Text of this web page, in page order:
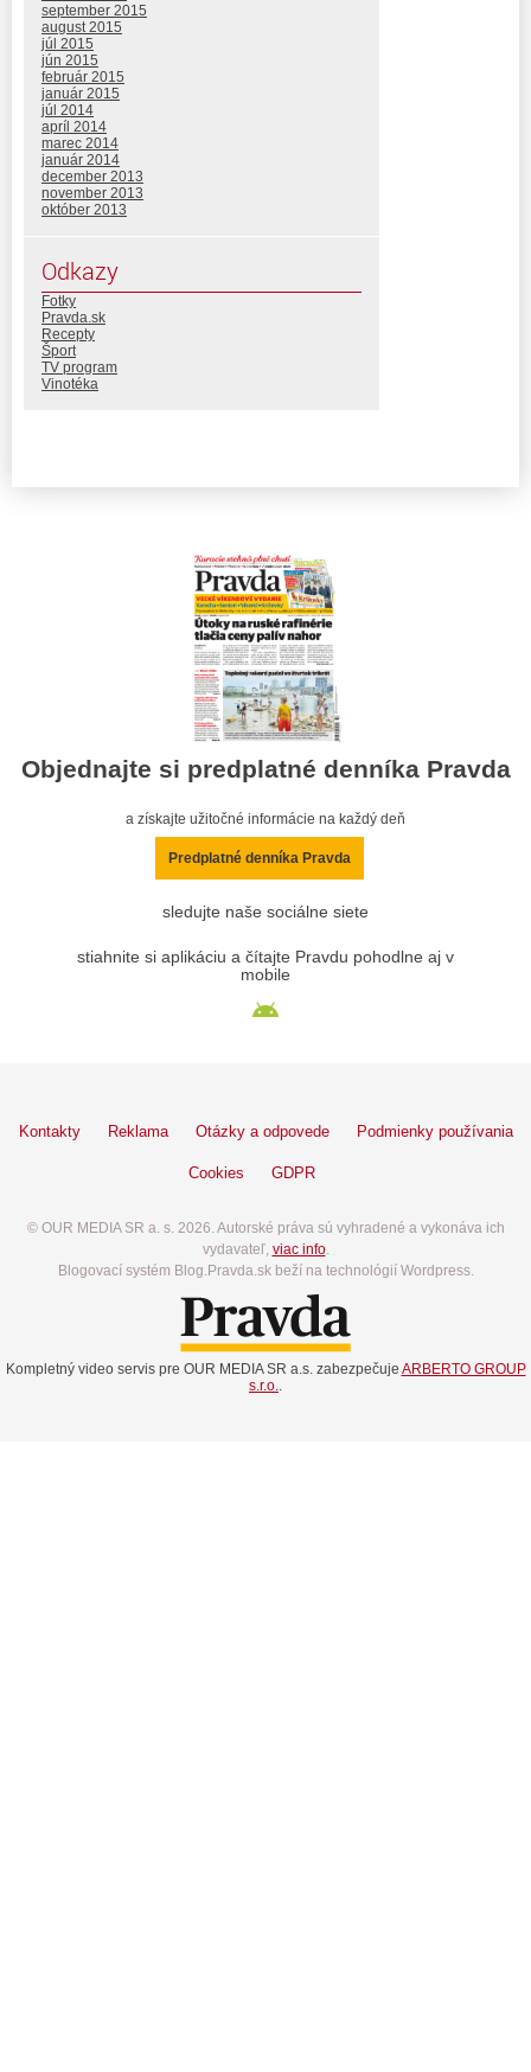
september 2015
august 2015
júl 2015
jún 2015
február 2015
január 2015
júl 2014
apríl 2014
marec 2014
január 2014
december 2013
november 2013
október 2013
Odkazy
Fotky
Pravda.sk
Recepty
Šport
TV program
Vinotéka
Objednajte si predplatné denníka Pravda
a získajte užitočné informácie na každý deň
Predplatné denníka Pravda
sledujte naše sociálne siete
stiahnite si aplikáciu a čítajte Pravdu pohodlne aj v
mobile
Kontakty Reklama Otázky a odpovede Podmienky používania
Cookies GDPR
© OUR MEDIA SR a. s. 2026. Autorské práva sú vyhradené a vykonáva ich
vydavateľ, viac info.
Blogovací systém Blog.Pravda.sk beží na technológií Wordpress.
Kompletný video servis pre OUR MEDIA SR a.s. zabezpečuje ARBERTO GROUP
s.r.o..